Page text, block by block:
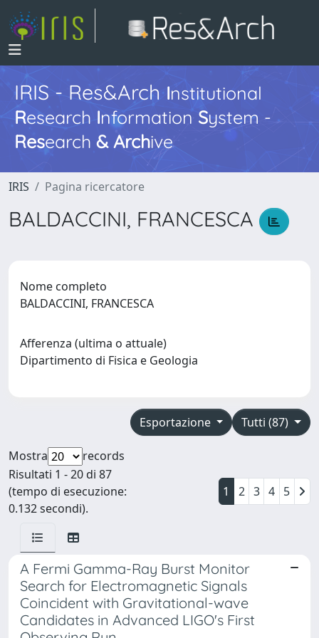
IRIS - Res&ArchInstitutional
Research InformationSystem -
Research & Archive
IRIS Pagina ricercatore
BALDACCINI, FRANCESCA
Nome completo
BALDACCINI, FRANCESCA
Afferenza (ultima o attuale)
Dipartimento di Fisica e Geologia
Tutti (87)
Esportazione
Mostra
records
Risultati 1 - 20 di 87
(tempo di esecuzione:
0.132 secondi).
1 2 3 4 5
A Fermi Gamma-Ray Burst Monitor
Search for Electromagnetic Signals
Coincident with Gravitational-wave
Candidates in Advanced LIGO's First